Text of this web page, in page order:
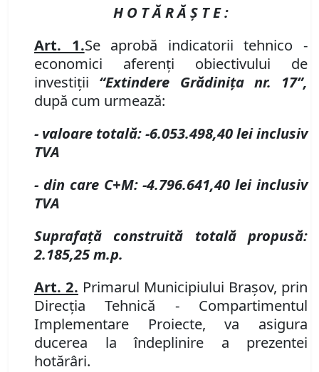
H O T Ă R Ă Ş T E :
Art. 1.Se aprobă indicatorii tehnico -
economici aferenţi obiectivului de
investiţii “Extindere Grădiniţa nr. 17”,
după cum urmează:
- valoare totală:-6.053.498,40lei inclusiv
TVA
- din care C+M: -4.796.641,40 lei inclusiv
TVA
Suprafaţă construită totală propusă:
2.185,25 m.p.
Art. 2. Primarul Municipiului Braşov, prin
Direcţia Tehnică - Compartimentul
Implementare Proiecte, va asigura
ducerea la îndeplinire a prezentei
hotărâri.